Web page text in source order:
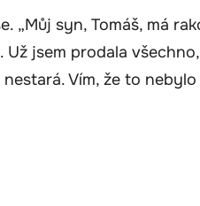
„Můj syn, Tomáš, má
Už jsem prodala
Vím, že to